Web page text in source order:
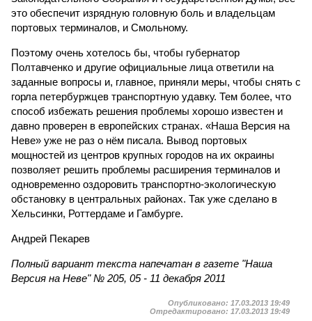
это обеспечит изрядную головную боль и владельцам
портовых терминалов, и Смольному.
Поэтому очень хотелось бы, чтобы губернатор
Полтавченко и другие официальные лица ответили на
заданные вопросы и, главное, приняли меры, чтобы снять с
горла петербуржцев транспортную удавку. Тем более, что
способ избежать решения проблемы хорошо известен и
давно проверен в европейских странах. «Наша Версия на
Неве» уже не раз о нём писала. Вывод портовых
мощностей из центров крупных городов на их окраины
позволяет решить проблемы расширения терминалов и
одновременно оздоровить транспортно-экологическую
обстановку в центральных районах. Так уже сделано в
Хельсинки, Роттердаме и Гамбурге.
Андрей Пекарев
Полный вариант текста напечатан в газете "Наша
Версия на Неве" № 205, 05 - 11 декабря 2011
Опубликовано: 17.03.2013 19:49
Отредактировано: 17.03.2013 19:49